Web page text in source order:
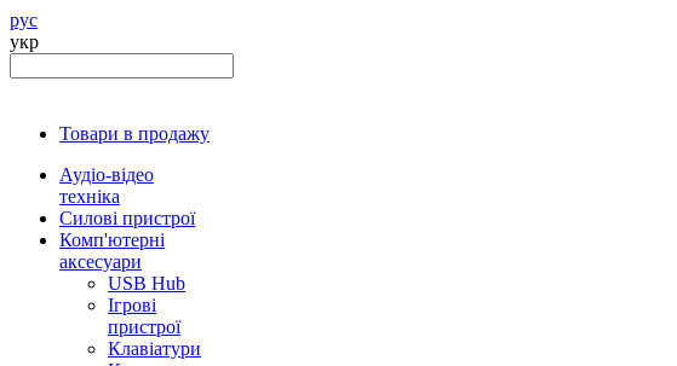
рус
укр
Товари в продажу
Аудіо-відео
техніка
Силові пристрої
Комп'ютерні
аксесуари
USB Hub
Ігрові
пристрої
Клавіатури